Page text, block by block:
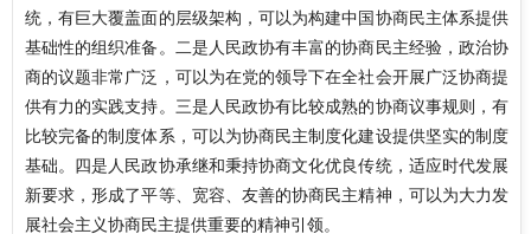
统，有巨大覆盖面的层级架构，可以为构建中国协商民主体系提供
基础性的组织准备。二是人民政协有丰富的协商民主经验，政治协
商的议题非常广泛，可以为在党的领导下在全社会开展广泛协商提
供有力的实践支持。三是人民政协有比较成熟的协商议事规则，有
比较完备的制度体系，可以为协商民主制度化建设提供坚实的制度
基础。四是人民政协承继和秉持协商文化优良传统，适应时代发展
新要求，形成了平等、宽容、友善的协商民主精神，可以为大力发
展社会主义协商民主提供重要的精神引领。